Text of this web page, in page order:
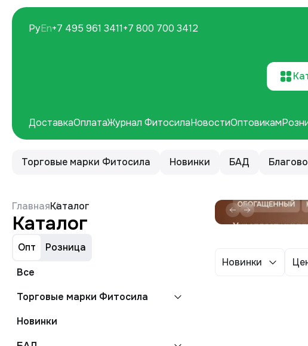
ДоставкаОплатаЖурнал ФитосилаНовостиОптовикам
РуEn+7 495 961 3411+7 800 700 3412
Торговые марки Фитосила Новинки БАД
ГлавнаяКаталог
Каталог
Опт
Розница
Все
Торговые марки Фитосила
Новинки
Новинки